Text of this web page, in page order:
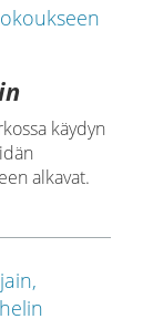
käydyn
alkavat.